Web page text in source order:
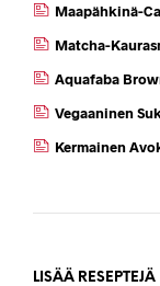
Maapähkinä-
Matcha-
Aquafaba
Vegaaninen
Kermainen
LISÄÄ RESEPTEJÄ